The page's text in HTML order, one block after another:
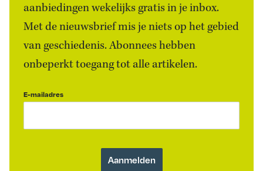
aanbiedingen wekelijks gratis in je inbox.
Met de nieuwsbrief mis je niets op het gebied
van geschiedenis. Abonnees hebben
onbeperkt toegang tot alle artikelen.
E-mailadres